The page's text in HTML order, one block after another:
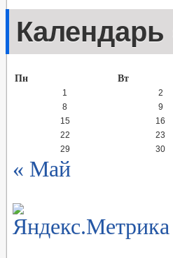
Пн Вт
1 2
8
9
15
16
22
23
29
30
« Май